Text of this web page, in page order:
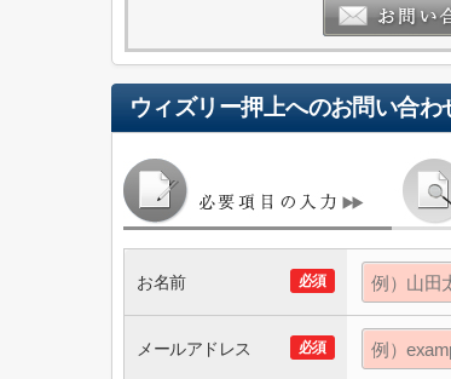
ウィズリー押上へのお問い合わ
必須
お名前
必須
メールアドレス